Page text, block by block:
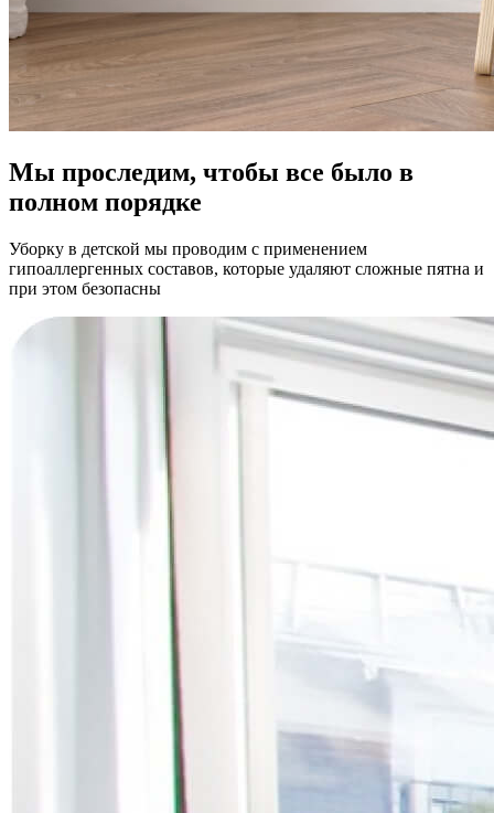
Мы проследим, чтобы все было в
полном порядке
Уборку в детской мы проводим с применением
гипоаллергенных составов, которые удаляют сложные пятна и
при этом безопасны